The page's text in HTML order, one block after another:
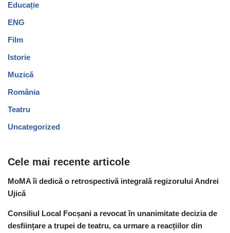
Educație
ENG
Film
Istorie
Muzică
România
Teatru
Uncategorized
Cele mai recente articole
MoMA îi dedică o retrospectivă integrală regizorului Andrei
Ujică
Consiliul Local Focșani a revocat în unanimitate decizia de
desființare a trupei de teatru, ca urmare a reacțiilor din